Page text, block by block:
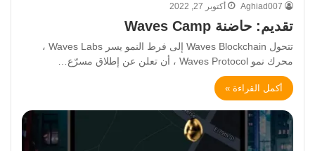
Aghiad007 أكتوبر 27, 2022
تقديم: حاضنة Waves Camp
تتحول Waves Blockchain إلى فرط النمو يسر Waves Labs ،
محرك نمو Waves Protocol ، أن تعلن عن إطلاق مسرّع…
أكمل القراءة »